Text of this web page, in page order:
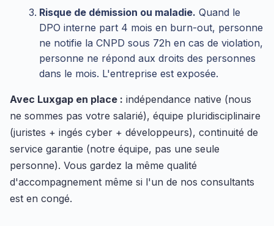
Risque de démission ou maladie. Quand le
DPO interne part 4 mois en burn-out, personne
ne notifie la CNPD sous 72h en cas de violation,
personne ne répond aux droits des personnes
dans le mois. L'entreprise est exposée.
Avec Luxgap en place : indépendance native (nous
ne sommes pas votre salarié), équipe pluridisciplinaire
(juristes + ingés cyber + développeurs), continuité de
service garantie (notre équipe, pas une seule
personne). Vous gardez la même qualité
d'accompagnement même si l'un de nos consultants
est en congé.